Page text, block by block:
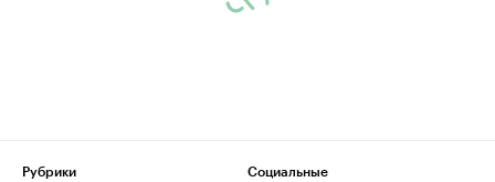
Рубрики
Социальные